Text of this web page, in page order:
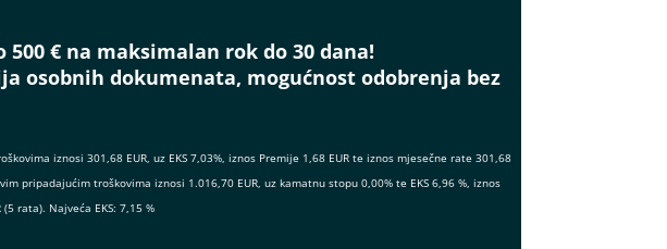
€ na maksimalan rok do 30 dana!
osobnih dokumenata, mogućnost odobrenja bez
iznosi 301,68 EUR, uz EKS 7,03%, iznos Premije 1,68 EUR te iznos mjesečne rate 301,68
pripadajućim troškovima iznosi 1.016,70 EUR, uz kamatnu stopu 0,00% te EKS 6,96 %, iznos
rata). Najveća EKS: 7,15 %